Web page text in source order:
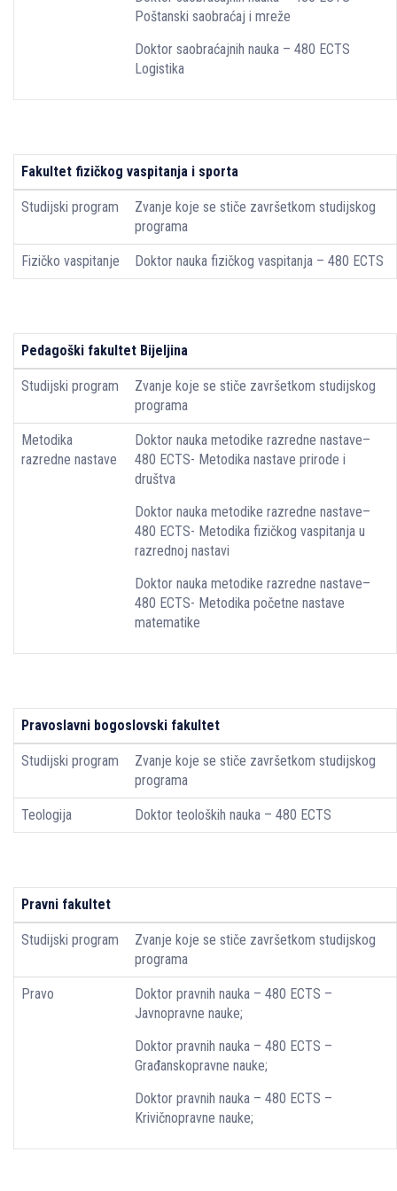
Poštanski saobraćaj i mreže
Doktor saobraćajnih nauka – 480 ECTS
Logistika
Fakultet fizičkog vaspitanja i sporta
Studijski program
Zvanje koje se stiče završetkom studijskog
programa
Fizičko vaspitanje Doktor nauka fizičkog vaspitanja – 480 ECTS
Pedagoški fakultet Bijeljina
Studijski program
Zvanje koje se stiče završetkom studijskog
programa
Metodika
razredne nastave
Doktor nauka metodike razredne nastave–
480 ECTS- Metodika nastave prirode i
društva
Doktor nauka metodike razredne nastave–
480 ECTS- Metodika fizičkog vaspitanja u
razrednoj nastavi
Doktor nauka metodike razredne nastave–
480 ECTS- Metodika početne nastave
matematike
Pravoslavni bogoslovski fakultet
Studijski program
Zvanje koje se stiče završetkom studijskog
programa
Teologija Doktor teoloških nauka – 480 ECTS
Pravni fakultet
Studijski program
Zvanje koje se stiče završetkom studijskog
programa
Pravo
Doktor pravnih nauka – 480 ECTS –
Javnopravne nauke;
Doktor pravnih nauka – 480 ECTS –
Građanskopravne nauke;
Doktor pravnih nauka – 480 ECTS –
Krivičnopravne nauke;